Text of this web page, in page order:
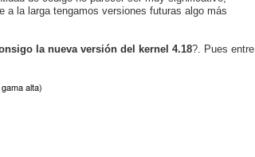
a la larga tengamos versiones futuras algo más
la nueva versión del kernel 4.18?. Pues entre
alta)